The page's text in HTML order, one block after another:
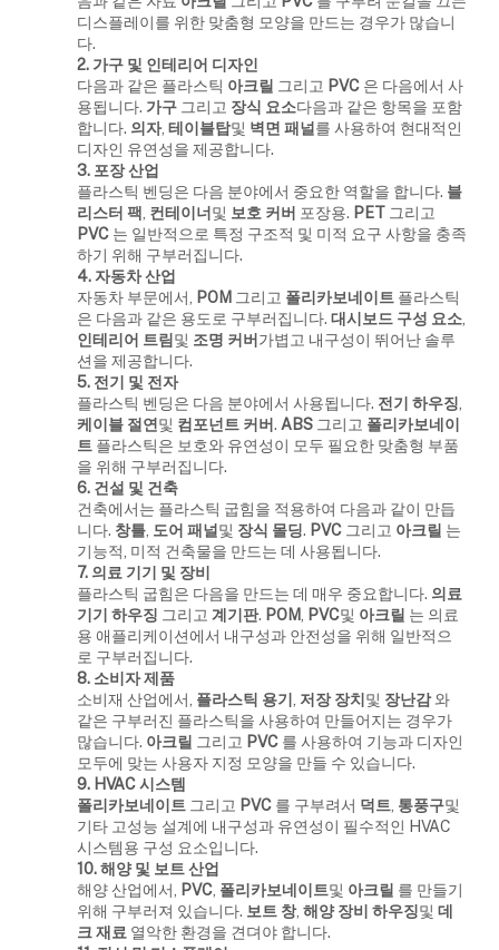
디스플레이를 위한 맞춤형 모양을 만드는 경우가 많습니
다.
2. 가구 및 인테리어 디자인
다음과 같은 플라스틱 아크릴 그리고 PVC은 다음에서 사
용됩니다. 가구그리고 장식 요소다음과 같은 항목을 포함
합니다. 의자, 테이블탑및 벽면 패널 를 사용하여 현대적인
디자인 유연성을 제공합니다.
3. 포장 산업
플라스틱 벤딩은 다음 분야에서 중요한 역할을 합니다. 블
리스터 팩 컨테이너 및 보호 커버 포장용. PET그리고
PVC는 일반적으로 특정 구조적 및 미적 요구 사항을 충족
하기 위해 구부러집니다.
4. 자동차 산업
자동차 부문에서,
POM 그리고 폴리카보네이트 플라스틱
은 다음과 같은 용도로 구부러집니다. 대시보드 구성 요소,
인테리어 트림 및 조명 커버 가볍고 내구성이 뛰어난 솔루
션을 제공합니다.
5. 전기 및 전자
플라스틱 벤딩은 다음 분야에서 사용됩니다. 전기 하우징
케이블 절연 및 컴포넌트 커버. ABS그리고 폴리카보네이
트 플라스틱은 보호와 유연성이 모두 필요한 맞춤형 부품
을 위해 구부러집니다.
6. 건설 및 건축
건축에서는 플라스틱 굽힘을 적용하여 다음과 같이 만듭
니다. 창틀, 도어 패널 및 장식 몰딩. PVC그리고 아크릴 는
기능적, 미적 건축물을 만드는 데 사용됩니다.
7. 의료 기기 및 장비
플라스틱 굽힘은 다음을 만드는 데 매우 중요합니다. 의료
기기 하우징 그리고 계기판. POM PVC및 아크릴 는 의료
용 애플리케이션에서 내구성과 안전성을 위해 일반적으
로 구부러집니다.
8. 소비자 제품
소비재 산업에서, 플라스틱 용기 저장 장치 및 장난감와
같은 구부러진 플라스틱을 사용하여 만들어지는 경우가
많습니다. 아크릴 그리고 PVC를 사용하여 기능과 디자인
모두에 맞는 사용자 지정 모양을 만들 수 있습니다.
9. HVAC 시스템
폴리카보네이트 그리고 PVC를 구부려서 덕트 통풍구및
기타 고성능 설계에 내구성과 유연성이 필수적인 HVAC
시스템용 구성 요소입니다.
10. 해양 및 보트 산업
해양 산업에서,
PVC, 폴리카보네이트및 아크릴 를 만들기
위해 구부러져 있습니다. 보트 창, 해양 장비 하우징및 데
크 재료 열악한 환경을 견뎌야 합니다.